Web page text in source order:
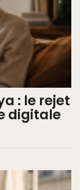
: le rejet
digitale